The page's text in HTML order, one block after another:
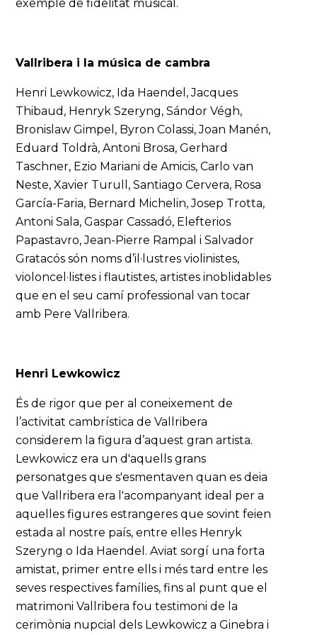
exemple de fidelitat musical.
Vallribera i la música de cambra
Henri Lewkowicz, Ida Haendel, Jacques
Thibaud, Henryk Szeryng, Sándor Végh,
Bronislaw Gimpel, Byron Colassi, Joan Manén,
Eduard Toldrà, Antoni Brosa, Gerhard
Taschner, Ezio Mariani de Amicis, Carlo van
Neste, Xavier Turull, Santiago Cervera, Rosa
García-Faria, Bernard Michelin, Josep Trotta,
Antoni Sala, Gaspar Cassadó, Elefterios
Papastavro, Jean-Pierre Rampal i Salvador
Gratacós són noms d’il·lustres violinistes,
violoncel·listes i flautistes, artistes inoblidables
que en el seu camí professional van tocar
amb Pere Vallribera.
Henri Lewkowicz
És de rigor que per al coneixement de
l’activitat cambrística de Vallribera
considerem la figura d’aquest gran artista.
Lewkowicz era un d'aquells grans
personatges que s'esmentaven quan es deia
que Vallribera era l'acompanyant ideal per a
aquelles figures estrangeres que sovint feien
estada al nostre país, entre elles Henryk
Szeryng o Ida Haendel. Aviat sorgí una forta
amistat, primer entre ells i més tard entre les
seves respectives famílies, fins al punt que el
matrimoni Vallribera fou testimoni de la
cerimònia nupcial dels Lewkowicz a Ginebra i